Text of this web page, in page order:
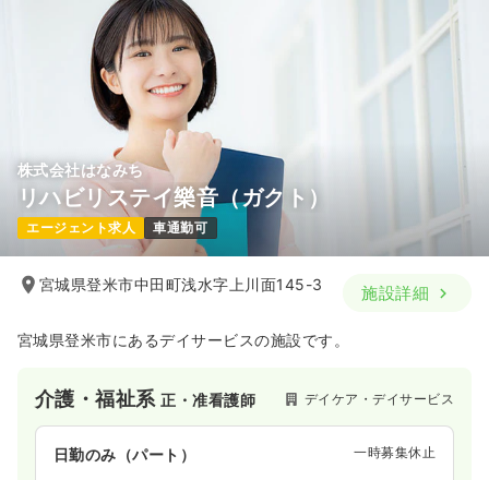
株式会社はなみち
リハビリステイ樂音（ガクト）
エージェント求人 車通勤可
宮城県登米市中田町浅水字上川面145-3 施設詳細
宮城県登米市にあるデイサービスの施設です。
介護・福祉系正・准看護師 デイケア・デイサービス
日勤のみ（パート） 一時募集休止